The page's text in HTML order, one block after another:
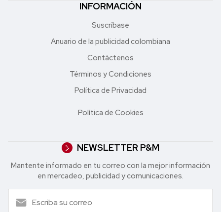
INFORMACIÓN
Suscríbase
Anuario de la publicidad colombiana
Contáctenos
Términos y Condiciones
Política de Privacidad
Política de Cookies
NEWSLETTER P&M
Mantente informado en tu correo con la mejor in formación
en mercadeo, publicidad y comunicaciones.